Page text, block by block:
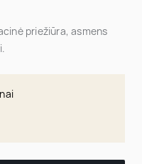
priežiūra, asmens